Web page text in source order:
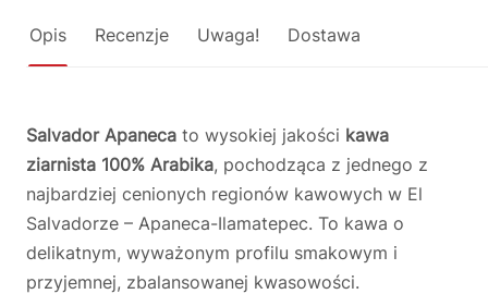
Opis Recenzje Uwaga! Dostawa
Salvador Apaneca to wysokiej jakości kawa
ziarnista 100% Arabika, pochodząca z jednego z
najbardziej cenionych regionów kawowych w El
Salvadorze – Apaneca-Ilamatepec. To kawa o
delikatnym, wyważonym profilu smakowym i
przyjemnej, zbalansowanej kwasowości.